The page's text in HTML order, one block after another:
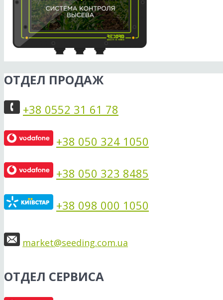
ОТДЕЛ ПРОДАЖ
+38 0552 31 61 78
+38 050 324 1050
+38 050 323 8485
+38 098 000 1050
market@seeding.com.ua
ОТДЕЛ СЕРВИСА